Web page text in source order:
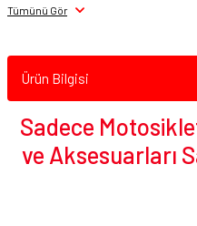
Tümünü Gör
Ürün Bilgisi
Sadece
ve Aksesuarları